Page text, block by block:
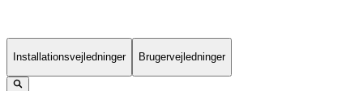
Installationsvejledninger Brugervejledninger